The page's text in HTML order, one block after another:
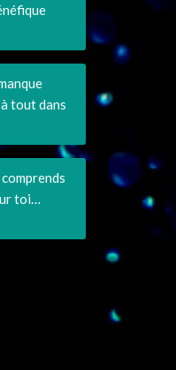
tout dans
toi…